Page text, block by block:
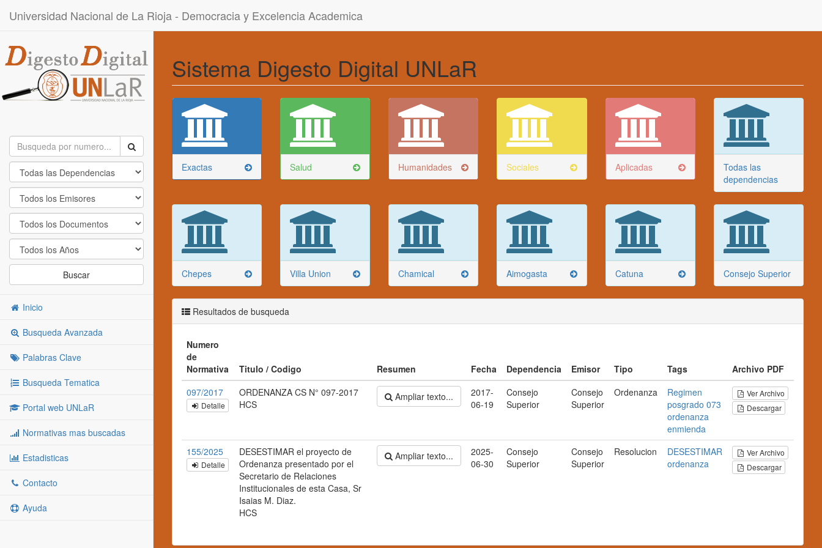
Universidad Nacional de La Rioja - Democracia y Excelencia Academica
Buscar
Inicio
Busqueda Avanzada
Palabras Clave
Busqueda Tematica
Portal web UNLaR
Normativas mas buscadas
Estadisticas
Contacto
Ayuda
Sistema Digesto Digital UNLaR
Exactas Salud Humanidades Sociales Aplicadas
Todas las
dependencias
Chepes Villa Union Chamical Aimogasta Catuna Consejo Superior
Resultados de busqueda
Numero
de
Normativa
Titulo / Codigo Resumen Fecha Dependencia Emisor Tipo Tags
Archivo PDF
097/2017
Detalle
ORDENANZA CS N° 097-2017
HCS
Ampliar texto...
2017-
06-19
Consejo
Superior
Consejo
Superior
Ordenanza
Regimen
posgrado 073
ordenanza
enmienda
Ver Archivo
Descargar
155/2025
Detalle
DESESTIMAR el proyecto de
Ordenanza presentado por el
Secretario de Relaciones
Institucionales de esta Casa, Sr
Isaias M. Diaz.
HCS
Ampliar texto...
2025-
06-30
Consejo
Superior
Consejo
Superior
Resolucion
DESESTIMAR
ordenanza
Ver Archivo
Descargar